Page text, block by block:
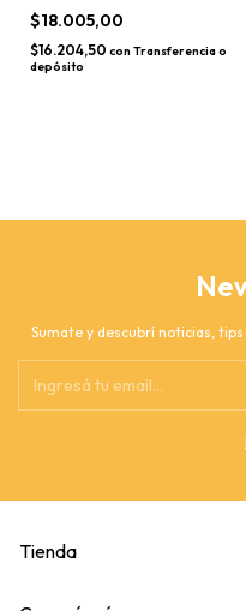
$18.005,00
$16.204,50 con Transferencia o
depósito
Sumate y descubrí noticias,
Tienda